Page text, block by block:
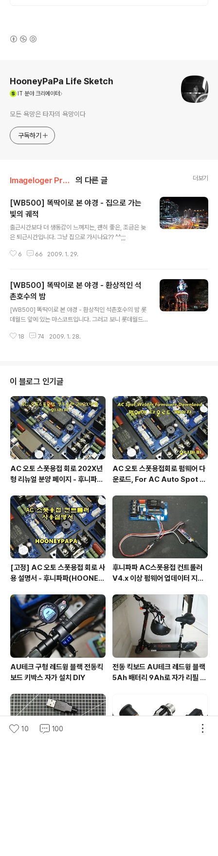
HooneyPaPa Life Sketch
IT 분야 크리에이터
모든 욕망은 타자의 욕망이다
구독하기
Imageloger Promotion/WB500 의 다른 글 더보기
[WB500] 똑딱이로 본 야경 - 집으로 가는
빛의 궤적
출근시간보다 더 생동감이 느껴지는, 괜히 좋은, 조금은 늦
은 퇴근시간입니다. 그냥 집으로 가시나요?? ^^;;;
6 66 2009. 1. 29.
[WB500] 똑딱이로 본 야경 - 환상적인 석
촌호수의 밤
[WB500] 똑딱이로 본 야경 - 환상적인 석촌호수의 밤 롯
데월드 앞에 있는 마스코트입니다. 그러고 보니 롯데월드
면서 야경을 담을 심산이라 그냥 지나칩니다. 석촌호수 동
촌호수는 서호(西湖)와 동호(東湖)로 나누어져 있습니다.
서호(西湖)를 끼고 돌면서 처음 담은 호수샷입니다. 유명
한 자이로드롭을 비롯하여 놀이기구들을 줌을 이용해서 당
겨보았습니다. 동호(東湖)와 이어지는 부분에서 저 멀리
보이는 주상복합 아파트와 롯데호텔 등 전체적인 모습을 V
LUU WB500 의 특징인 ..
18 74 2009. 1. 28.
이 블로그 인기글
AC 오토 스폿용접 회로 202X년
형 리뉴얼 분양 페이지 - 후니파파
AC 오토 스폿용접회로 펌웨어 다
운로드, For AC Auto Spot W
ad by 후니파파
[고정] AC 오토 스폿용접 회로 사
용 설명서 - 후니파파(HOONEY
후니파파 AC스폿용접 컨트롤러
V4.x 이상 펌웨어 업데이터 지그
AU테크 구형 레드윙 블랙 전동킥
보드 키박스 자가 설치 DIY
전동 킥보드 AU테크 레드윙 블랙
5Ah 배터리 9Ah로 자가 리필 교
10 100